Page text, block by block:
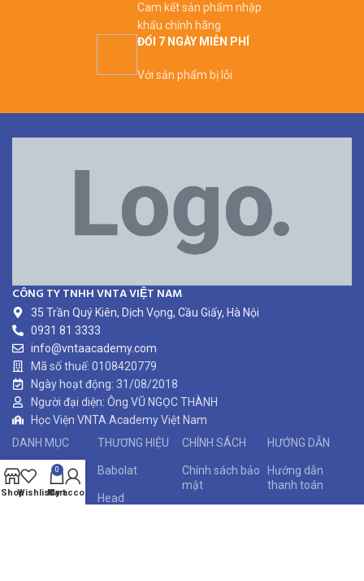
Cam kết sản phẩm nhập
khẩu chính hãng
ĐỔI 7 NGÀY MIỄN PHÍ
Với sản phẩm bị lỗi
CÔNG TY TNHH VNTA VIỆT NAM
35 Trần Quý Kiên, Dịch Vọng, Cầu Giấy, Hà Nội
0931 81 3333
info@vntaacademy.com
Mã số thuế: 0108420779
Ngày hoạt động: 31/08/2018
Người đại diện: Ông VŨ NGỌC THÀNH
Học Viện VNTA Academy Việt Nam
DANH MỤC
Vợt Tennis
Giày Nam
THƯƠNG HIỆU
Babolat
Head
CHÍNH SÁCH
Chính sách bảo
mật
HƯỚNG DẪN
Hướng dẫn
thanh toán
ShopWishlist
0
Cart
My account